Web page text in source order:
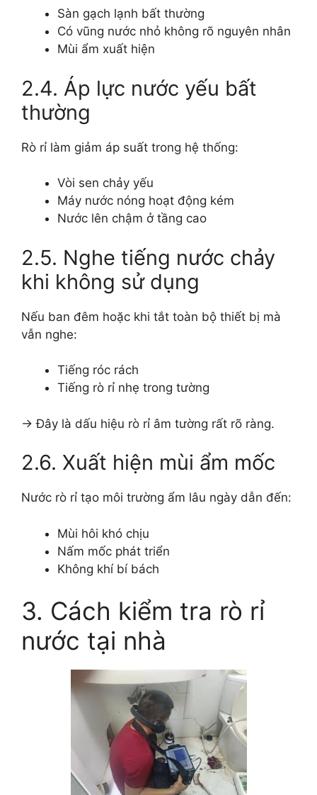
Sàn gạch lạnh bất thường
Có vũng nước nhỏ không rõ nguyên nhân
Mùi ẩm xuất hiện
2.4. Áp lực nước yếu bất
thường
Rò rỉ làm giảm áp suất trong hệ thống:
Vòi sen chảy yếu
Máy nước nóng hoạt động kém
Nước lên chậm ở tầng cao
2.5. Nghe tiếng nước chảy
khi không sử dụng
Nếu ban đêm hoặc khi tắt toàn bộ thiết bị mà
vẫn nghe:
Tiếng róc rách
Tiếng rò rỉ nhẹ trong tường
→ Đây là dấu hiệu rò rỉ âm tường rất rõ ràng.
2.6. Xuất hiện mùi ẩm mốc
Nước rò rỉ tạo môi trường ẩm lâu ngày dẫn đến:
Mùi hôi khó chịu
Nấm mốc phát triển
Không khí bí bách
3. Cách kiểm tra rò rỉ
nước tại nhà